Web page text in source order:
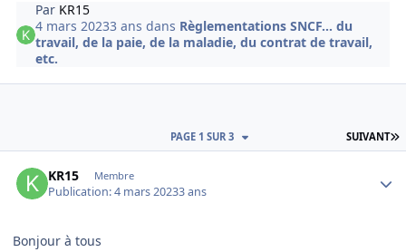
Par KR15
4 mars 20233 ans dans Règlementations SNCF... du
travail, de la paie, de la maladie, du contrat de travail,
etc.
SUIVANT
PAGE 1 SUR 3
KR15 Membre
Publication:4 mars 20233 ans
Bonjour à tous